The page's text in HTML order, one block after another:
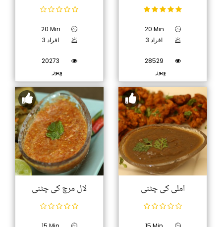
20 Min
3 افراد
20273
وِیوز
20 Min
3 افراد
28529
وِیوز
لال مرچ کی چٹنی املی کی چٹنی